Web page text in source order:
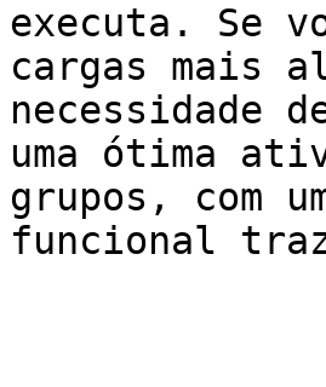
executa. Se
cargas mais
necessidade
uma ótima
grupos, com
funcional